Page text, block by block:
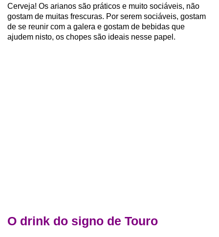
Cerveja! Os arianos são práticos e muito sociáveis, não
gostam de muitas frescuras. Por serem sociáveis, gostam
de se reunir com a galera e gostam de bebidas que
ajudem nisto, os chopes são ideais nesse papel.
O drink do signo de Touro